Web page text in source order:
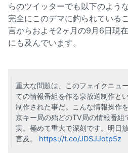
らのツイッターでも以下のよう
完全にこのデマに釣られている
言からおよそ2ヶ月の9月6日現
にも及んでいます。
重大な問題は、このフェイクニュ
ての情報番組を作る泉放送制作と
制作された事だ。こんな情報操作
京キー局の殆どのTV局の情報番組
実。極めて重大で深刻です。明日
言及。 https://t.co/JDSJJotp5z